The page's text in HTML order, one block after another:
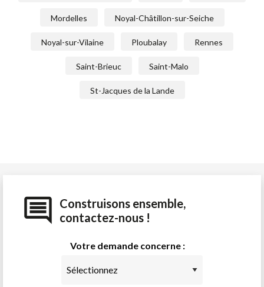
Mordelles Noyal-Châtillon-sur-Seiche
Noyal-sur-Vilaine Ploubalay Rennes
Saint-Brieuc Saint-Malo
St-Jacques de la Lande
Construisons ensemble,
contactez-nous !
Votre demande concerne :